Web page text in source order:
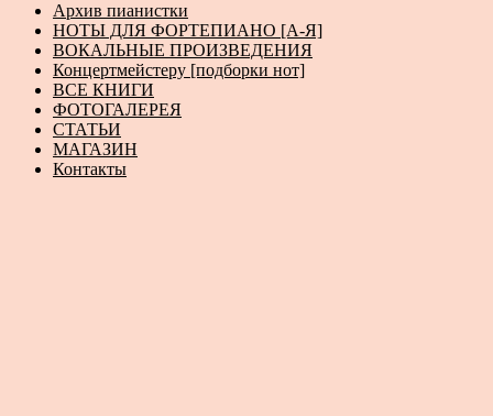
Архив пианистки
НОТЫ ДЛЯ ФОРТЕПИАНО [А-Я]
ВОКАЛЬНЫЕ ПРОИЗВЕДЕНИЯ
Концертмейстеру [подборки нот]
ВСЕ КНИГИ
ФОТОГАЛЕРЕЯ
СТАТЬИ
МАГАЗИН
Контакты